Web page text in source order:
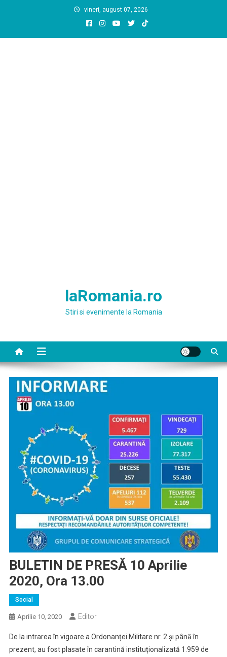
vineri, august 07, 2026
laRomania.ro
Stiri si evenimente la Romania
BULETIN DE PRESĂ 10 Aprilie
2020, Ora 13.00
Social
Aprilie 10, 2020 Editor
De la intrarea în vigoare a Ordonanței Militare nr. 2 și până în
prezent, au fost plasate în carantină instituționalizată 1.959 de